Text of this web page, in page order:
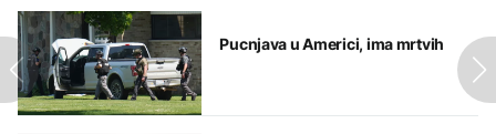
Pucnjava u Americi, ima mrtvih